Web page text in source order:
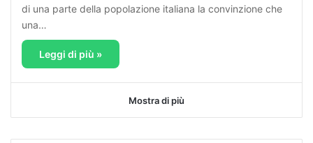
di una parte della popolazione italiana la convinzione che
una…
Leggi di più »
Mostra di più